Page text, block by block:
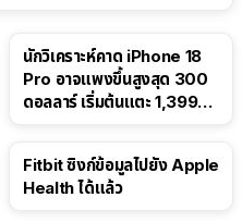
นักวิเคราะห์คาด iPhone 18
Pro อาจแพงขึ้นสูงสุด 300
ดอลลาร์ เริ่มต้นแตะ 1,399
Fitbit ซิงก์ข้อมูลไปยัง Apple
Health ได้แล้ว